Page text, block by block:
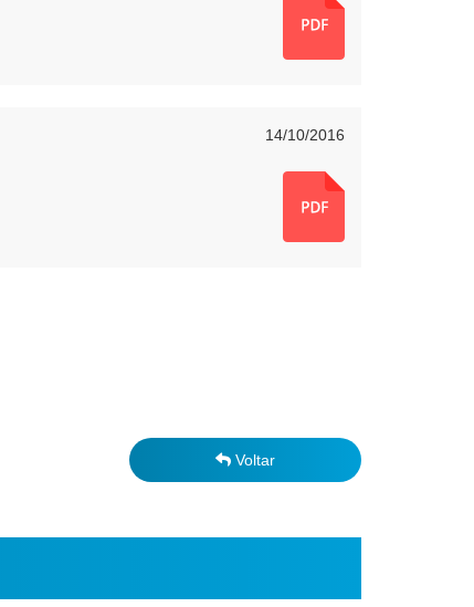
14/10/2016
Voltar